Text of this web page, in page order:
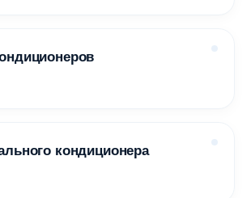
кондиционера